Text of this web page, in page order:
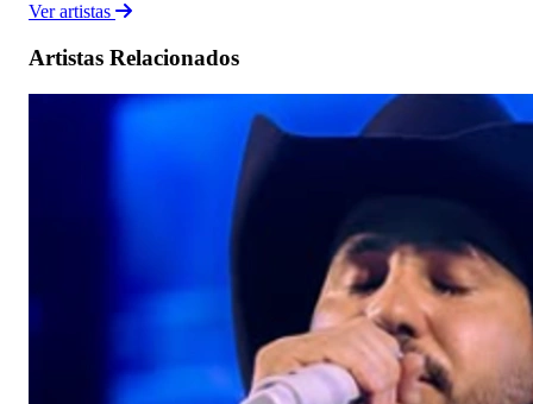
Ver artistas
Artistas Relacionados